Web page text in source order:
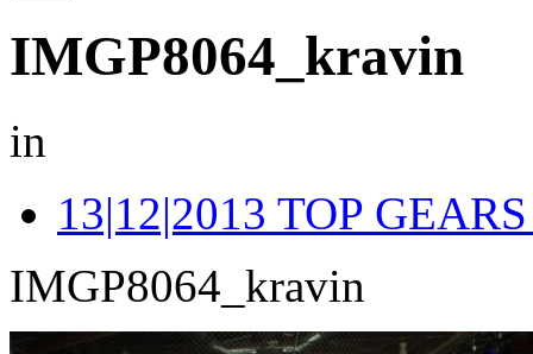
IMGP8064_kravin
in
13|12|2013 TOP
IMGP8064_kravin